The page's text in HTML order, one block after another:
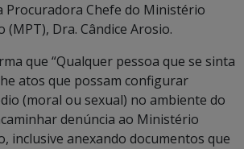
Procuradora Chefe do Ministério
Dra. Cândice Arosio.
que “Qualquer pessoa que se sinta
atos que possam configurar
(moral ou sexual) no ambiente do
denúncia ao Ministério
inclusive anexando documentos que